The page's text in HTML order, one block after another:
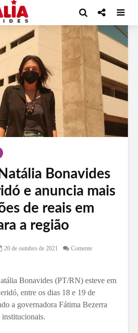
Bonavides
e anuncia mais
de reais em
a região
20 de outubro de 2021
Comente
Bonavides (PT/RN) esteve em
entre os dias 18 e 19 de
a governadora Fátima Bezerra